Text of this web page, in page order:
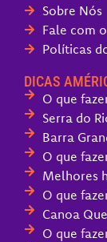
Sobre Nós
Fale com
Políticas
DICAS
O que
Serra do
Barra
O que
Melhores
O que
Canoa
O que